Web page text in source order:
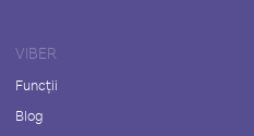
VIBER
Funcții
Blog